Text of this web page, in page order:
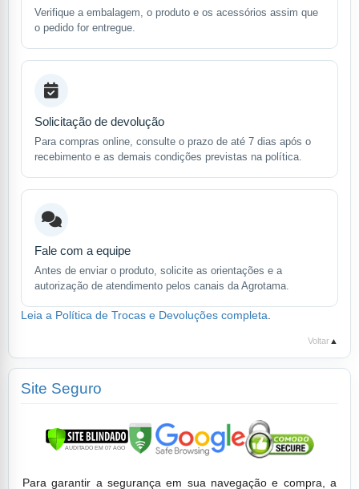
Verifique a embalagem, o produto e os acessórios assim que
o pedido for entregue.
Solicitação de devolução
Para compras online, consulte o prazo de até 7 dias após o
recebimento e as demais condições previstas na política.
Fale com a equipe
Antes de enviar o produto, solicite as orientações e a
autorização de atendimento pelos canais da Agrotama.
Leia a Política de Trocas e Devoluções completa
Voltar ▲
Site Seguro
Para garantir a segurança em sua navegação e compra, a